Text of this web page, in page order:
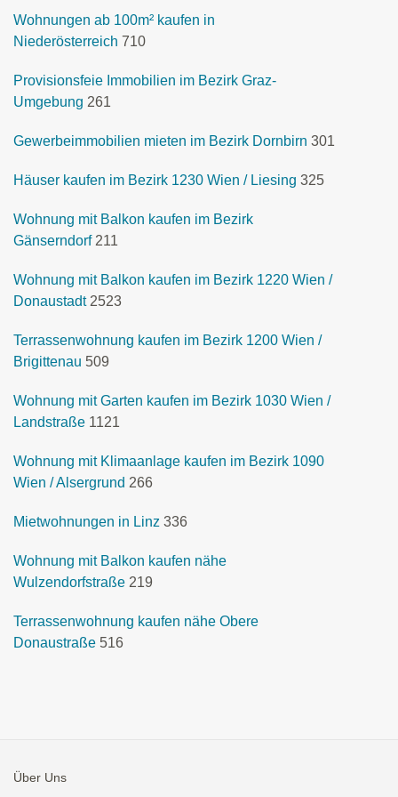
Wohnungen ab 100m² kaufen in
Niederösterreich 710
Provisionsfeie Immobilien im Bezirk Graz-
Umgebung 261
Gewerbeimmobilien mieten im Bezirk Dornbirn 301
Häuser kaufen im Bezirk 1230 Wien / Liesing 325
Wohnung mit Balkon kaufen im Bezirk
Gänserndorf 211
Wohnung mit Balkon kaufen im Bezirk 1220 Wien /
Donaustadt 2523
Terrassenwohnung kaufen im Bezirk 1200 Wien /
Brigittenau 509
Wohnung mit Garten kaufen im Bezirk 1030 Wien /
Landstraße 1121
Wohnung mit Klimaanlage kaufen im Bezirk 1090
Wien / Alsergrund 266
Mietwohnungen in Linz 336
Wohnung mit Balkon kaufen nähe
Wulzendorfstraße 219
Terrassenwohnung kaufen nähe Obere
Donaustraße 516
Über Uns